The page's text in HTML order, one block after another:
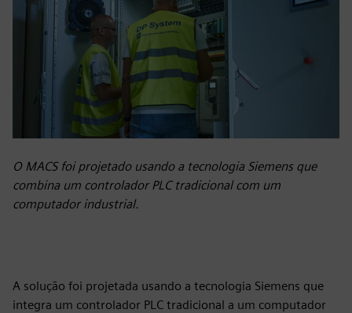
O MACS foi projetado usando a tecnologia Siemens que
combina um controlador PLC tradicional com um
computador industrial.
A solução foi projetada usando a tecnologia Siemens que
integra um controlador PLC tradicional a um computador